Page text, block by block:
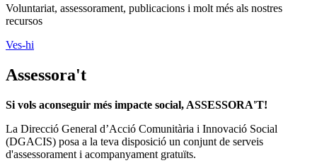
Voluntariat, assessorament, publicacions i molt més als nostres
recursos
Ves-hi
Assessora't
Si vols aconseguir més impacte social, ASSESSORA'T!
La Direcció General d’Acció Comunitària i Innovació Social
(DGACIS) posa a la teva disposició un conjunt de serveis
d'assessorament i acompanyament gratuïts.